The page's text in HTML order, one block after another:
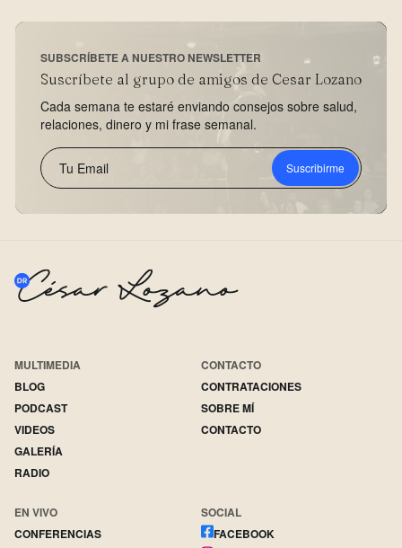
SUBSCRÍBETE A NUESTRO NEWSLETTER
Suscríbete al grupo de amigos de Cesar Lozano
Cada semana te estaré enviando consejos sobre salud,
relaciones, dinero y mi frase semanal.
Suscribirme
MULTIMEDIA
BLOG
PODCAST
VIDEOS
GALERÍA
RADIO
CONTACTO
CONTRATACIONES
SOBRE MÍ
CONTACTO
EN VIVO
CONFERENCIAS
SOCIAL
FACEBOOK